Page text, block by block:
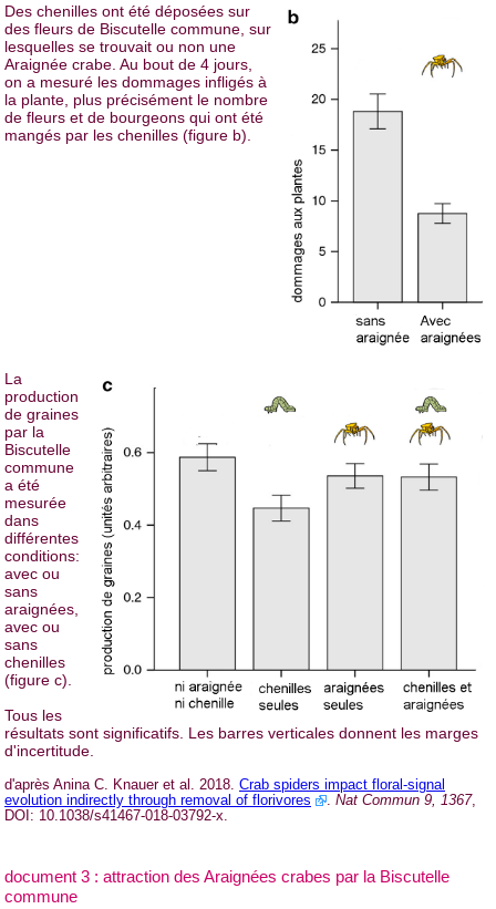
Des chenilles ont été déposées sur
des fleurs de Biscutelle commune, sur
lesquelles se trouvait ou non une
Araignée crabe. Au bout de 4 jours,
on a mesuré les dommages infligés à
la plante, plus précisément le nombre
de fleurs et de bourgeons qui ont été
mangés par les chenilles (figure b).
La
production
de graines
par la
Biscutelle
commune
a été
mesurée
dans
différentes
conditions:
avec ou
sans
araignées,
avec ou
sans
chenilles
(figure c).
Tous les
résultats sont significatifs. Les barres verticales donnent les marges
d'incertitude.
d'après Anina C. Knauer et al. 2018. Crab spiders impact floral-signal
evolution indirectly through removal of florivores
Nat Commun 9, 1367,
DOI: 10.1038/s41467-018-03792-x.
document 3 : attraction des Araignées crabes par la Biscutelle
commune